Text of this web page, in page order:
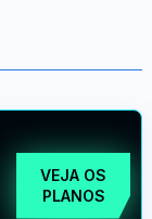
VEJA OS
PLANOS